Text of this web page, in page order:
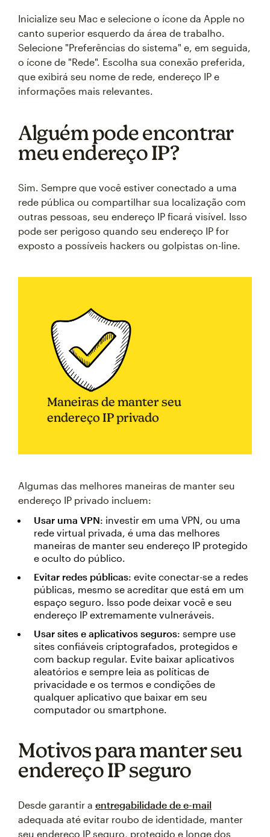
Inicialize seu Mac e selecione o ícone da Apple no
canto superior esquerdo da área de trabalho.
Selecione "Preferências do sistema" e, em seguida,
o ícone de "Rede". Escolha sua conexão preferida,
que exibirá seu nome de rede, endereço IP e
informações mais relevantes.
Alguém pode encontrar
meu endereço IP?
Sim. Sempre que você estiver conectado a uma
rede pública ou compartilhar sua localização com
outras pessoas, seu endereço IP ficará visível. Isso
pode ser perigoso quando seu endereço IP for
exposto a possíveis hackers ou golpistas on-line.
Maneiras de manter seu
endereço IP privado
Algumas das melhores maneiras de manter seu
endereço IP privado incluem:
Usar uma VPN: investir em uma VPN, ou uma
rede virtual privada, é uma das melhores
maneiras de manter seu endereço IP protegido
e oculto do público.
Evitar redes públicas: evite conectar-se a redes
públicas, mesmo se acreditar que está em um
espaço seguro. Isso pode deixar você e seu
endereço IP extremamente vulneráveis.
Usar sites e aplicativos seguros: sempre use
sites confiáveis criptografados, protegidos e
com backup regular. Evite baixar aplicativos
aleatórios e sempre leia as políticas de
privacidade e os termos e condições de
qualquer aplicativo que baixar em seu
computador ou smartphone.
Motivos para manter seu
endereço IP seguro
Desde garantir a entregabilidade de e-mail
adequada até evitar roubo de identidade, manter
seu endereço IP seguro, protegido e longe dos